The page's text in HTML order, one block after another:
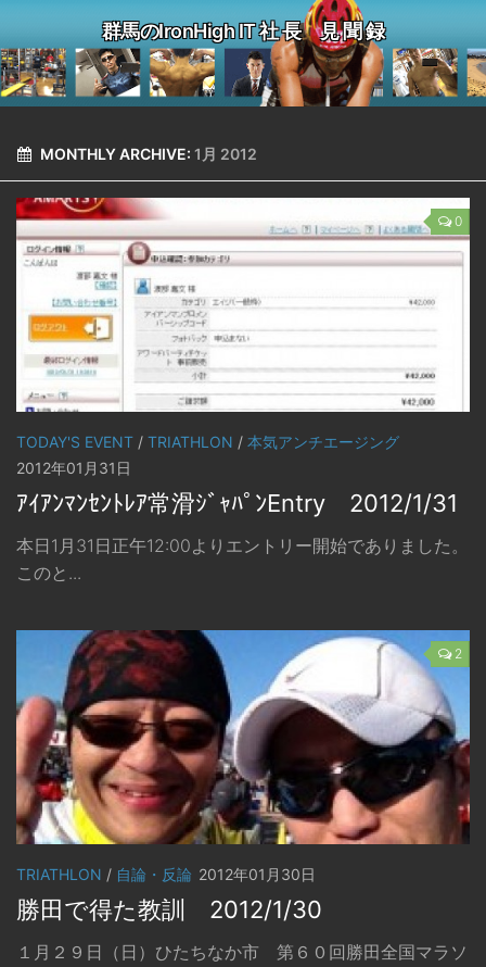
群馬のIronHigh IT 社 長 見 聞 録
MONTHLY ARCHIVE: 1月 2012
0
TODAY'S EVENT / TRIATHLON / 本気アンチエージング
2012年01月31日
ｱｲｱﾝﾏﾝｾﾝﾄﾚｱ常滑ｼﾞｬﾊﾟﾝEntry 2012/1/31
本日1月31日正午12:00よりエントリー開始でありました。
このと...
2
TRIATHLON / 自論・反論 2012年01月30日
勝田で得た教訓 2012/1/30
１月２９日（日）ひたちなか市 第６０回勝田全国マラソ